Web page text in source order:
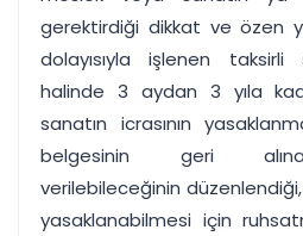
gerektirdiği dikkat ve özen
dolayısıyla işlenen
halinde 3 aydan 3 yıla
sanatın icrasının
belgesinin geri
verilebileceğinin düzenlendiği,
yasaklanabilmesi için